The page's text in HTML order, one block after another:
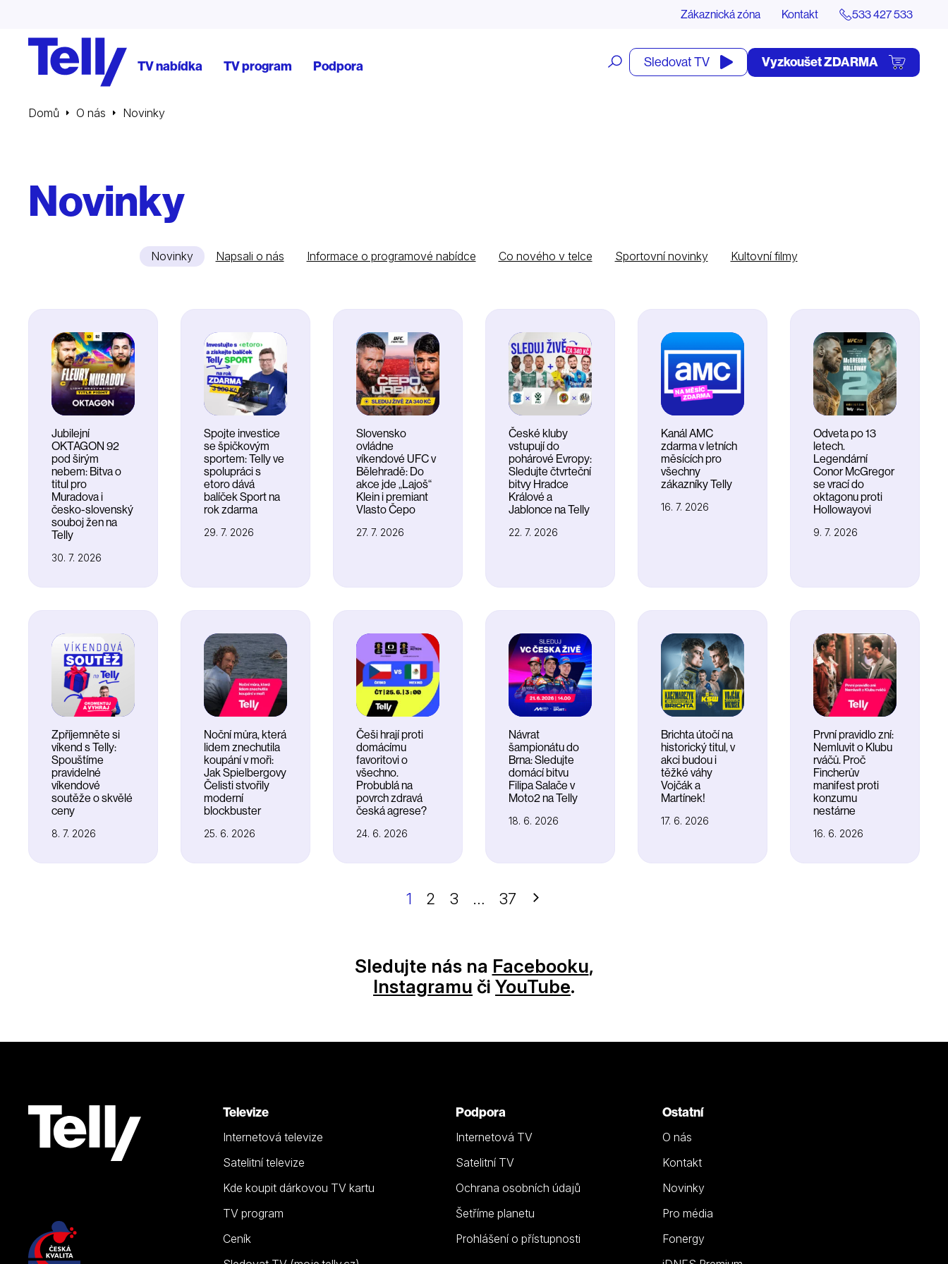
Zákaznická zóna Kontakt 533 427 533
TV nabídka TV program Podpora
Otevřít
vyhledávání
Sledovat TV Vyzkoušet ZDARMA
Domů O nás Novinky
Novinky
Novinky Napsali o nás Informace o programové nabídce Co nového v telce Sportovní novinky Kultovní filmy
Jubilejní
OKTAGON 92
pod širým
nebem: Bitva o
titul pro
Muradova i
česko-slovenský
souboj žen na
Telly
30. 7. 2026
Spojte investice
se špičkovým
sportem: Telly ve
spolupráci s
etoro dává
balíček Sport na
rok zdarma
29. 7. 2026
Slovensko
ovládne
víkendové UFC v
Bělehradě: Do
akce jde „Lajoš“
Klein i premiant
Vlasto Čepo
27. 7. 2026
České kluby
vstupují do
pohárové Evropy:
Sledujte čtvrteční
bitvy Hradce
Králové a
Jablonce na Telly
22. 7. 2026
Kanál AMC
zdarma v letních
měsících pro
všechny
zákazníky Telly
16. 7. 2026
Odveta po 13
letech.
Legendární
Conor McGregor
se vrací do
oktagonu proti
Hollowayovi
9. 7. 2026
Zpříjemněte si
víkend s Telly:
Spouštíme
pravidelné
víkendové
soutěže o skvělé
ceny
8. 7. 2026
Noční můra, která
lidem znechutila
koupání v moři:
Jak Spielbergovy
Čelisti stvořily
moderní
blockbuster
25. 6. 2026
Češi hrají proti
domácímu
favoritovi o
všechno.
Probublá na
povrch zdravá
česká agrese?
24. 6. 2026
Návrat
šampionátu do
Brna: Sledujte
domácí bitvu
Filipa Salače v
Moto2 na Telly
18. 6. 2026
Brichta útočí na
historický titul, v
akci budou i
těžké váhy
Vojčák a
Martínek!
17. 6. 2026
První pravidlo zní:
Nemluvit o Klubu
rváčů. Proč
Fincherův
manifest proti
konzumu
nestárne
16. 6. 2026
1 2 3 … 37 Další
Sledujte nás na Facebooku,
Instagramu či YouTube.
Televize
Internetová televize
Satelitní televize
Kde koupit dárkovou TV kartu
TV program
Ceník
Podpora
Internetová TV
Satelitní TV
Ochrana osobních údajů
Šetříme planetu
Prohlášení o přístupnosti
Ostatní
O nás
Kontakt
Novinky
Pro média
Fonergy